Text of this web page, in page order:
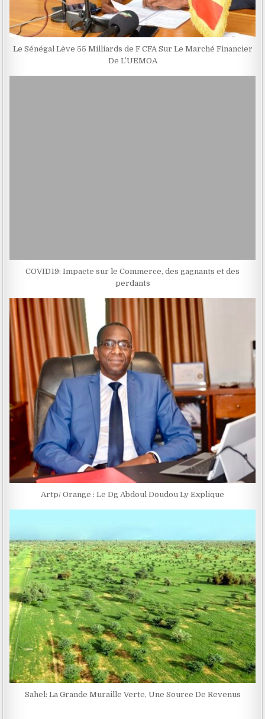
Le Sénégal Lève 55 Milliards de F CFA Sur Le Marché Financier
De L’UEMOA
COVID19: Impacte sur le Commerce, des gagnants et des
perdants
Artp/ Orange : Le Dg Abdoul Doudou Ly Explique
Sahel: La Grande Muraille Verte, Une Source De Revenus